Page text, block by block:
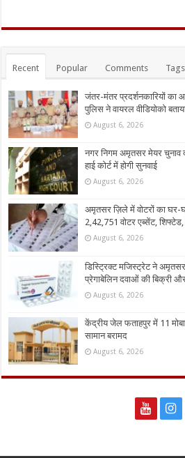
Recent Popular Comments Tags
जंतर-मंतर प्रदर्शनकारियों
पुलिस ने वायरल वीडियोको
August 6, 2026
नगर निगम अमृतसर मेयर चुनाव
हाई कोर्ट में होगी सुनवाई
August 6, 2026
अमृतसर ज़िले में वोटरों का
2,42,751 वोटर एब्सेंट,
August 6, 2026
डिस्ट्रिक्ट मजिस्ट्रेट ने
प्रेगाबेलिन दवाओं की बिक्री
August 6, 2026
केंद्रीय जेल फताहपुर में 11
सामान बरामद
August 6, 2026